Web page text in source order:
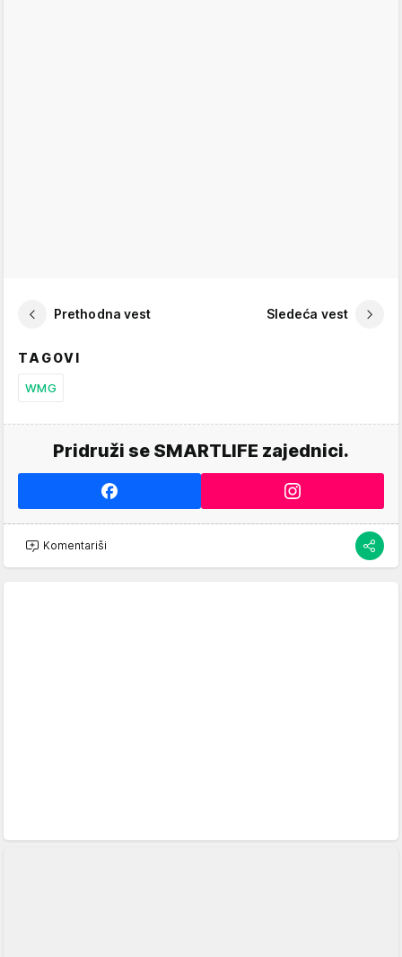
Prethodna vest Sledeća vest
TAGOVI
WMG
Pridruži se SMARTLIFE zajednici.
Komentariši